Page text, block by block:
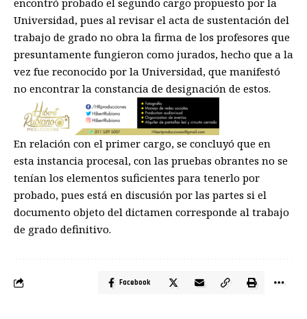
encontró probado el segundo cargo propuesto por la
Universidad, pues al revisar el acta de sustentación del
trabajo de grado no obra la firma de los profesores que
presuntamente fungieron como jurados, hecho que a la
vez fue reconocido por la Universidad, que manifestó
no encontrar la constancia de designación de estos.
En relación con el primer cargo, se concluyó que en
esta instancia procesal, con las pruebas obrantes no se
tenían los elementos suficientes para tenerlo por
probado, pues está en discusión por las partes si el
documento objeto del dictamen corresponde al trabajo
de grado definitivo.
Facebook